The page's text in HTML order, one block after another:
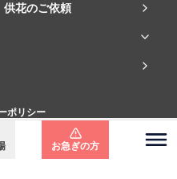
お急ぎの方
供花のご依頼
ポリシー
Japan Co., Ltd.